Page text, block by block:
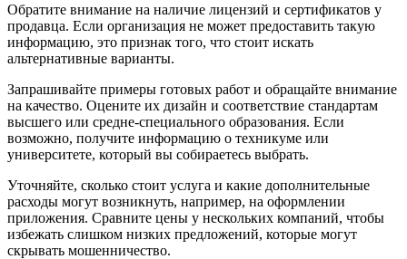
Обратите внимание на наличие лицензий и сертификатов у
продавца. Если организация не может предоставить такую
информацию, это признак того, что стоит искать
альтернативные варианты.
Запрашивайте примеры готовых работ и обращайте внимание
на качество. Оцените их дизайн и соответствие стандартам
высшего или средне-специального образования. Если
возможно, получите информацию о техникуме или
университете, который вы собираетесь выбрать.
Уточняйте, сколько стоит услуга и какие дополнительные
расходы могут возникнуть, например, на оформлении
приложения. Сравните цены у нескольких компаний, чтобы
избежать слишком низких предложений, которые могут
скрывать мошенничество.